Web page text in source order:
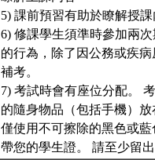
5) 課前預習有助於瞭解授
6) 修課學生須準時參加兩
的行為，除了因公務或疾
補考。
7) 考試時會有座位分配。
的隨身物品（包括手機）
僅使用不可擦除的黑色或
帶您的學生證。 請至少留